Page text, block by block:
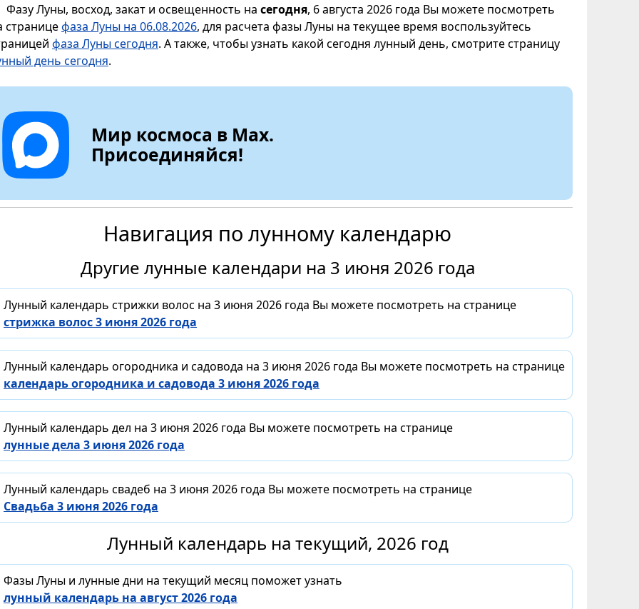
Фазу Луны, восход, закат и освещенность на сегодня, 6 августа 2026 года Вы можете посмотреть
страницефаза Луны на 06.08.2026, для расчета фазы Луны на текущее время воспользуйтесь
фаза Луны сегодня. А также, чтобы узнать какой сегодня лунный день, смотрите страницу
день сегодня.
Мир космоса в Max.
Присоединяйся!
Навигация по лунному календарю
Другие лунные календари на 3 июня 2026 года
Лунный календарь стрижки волос на 3 июня 2026 года Вы можете посмотреть на странице
стрижка волос 3 июня 2026 года
Лунный календарь огородника и садовода на 3 июня 2026 года Вы можете посмотреть на странице
календарь огородника и садовода 3 июня 2026 года
Лунный календарь дел на 3 июня 2026 года Вы можете посмотреть на странице
лунные дела 3 июня 2026 года
Лунный календарь свадеб на 3 июня 2026 года Вы можете посмотреть на странице
Свадьба 3 июня 2026 года
Лунный календарь на текущий, 2026 год
Фазы Луны и лунные дни на текущий месяц поможет узнать
лунный календарь на август 2026 года